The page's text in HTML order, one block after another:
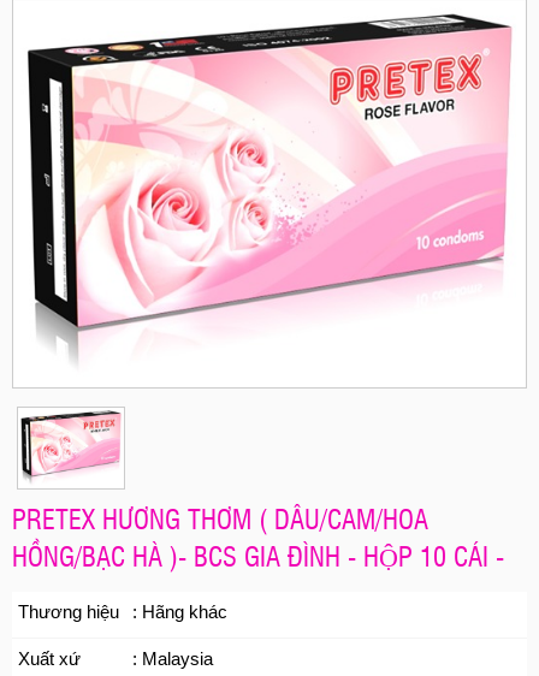
PRETEX HƯƠNG THƠM ( DÂU/CAM/HOA
HỒNG/BẠC HÀ )- BCS GIA ĐÌNH - HỘP 10 CÁI -
Thương hiệu : Hãng khác
Xuất xứ : Malaysia